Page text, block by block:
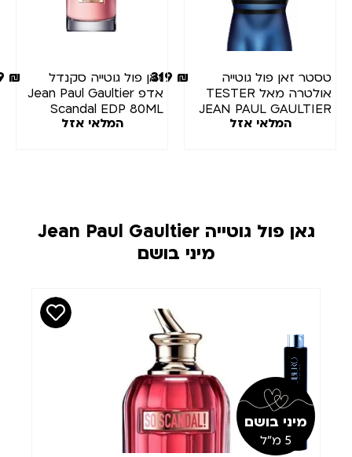
טסטר זאן פול גוטייה
אולטרה מאל TESTER
JEAN PAUL GAULTIER
ULTRA MALE INTENSE
319
המלאי אזל
זאן פול גוטייה סקנדל
אדפ Jean Paul Gaultier
Scandal EDP 80ML
359
המלאי אזל
גאן פול גוטייה Jean Paul Gaultier
מיני בושם
מיני בושם
5 מ"ל